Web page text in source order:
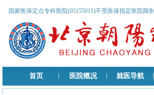
国家医保定点专科医院(05155011)不受医保指定医院限制
首页 医院概况 就医导航